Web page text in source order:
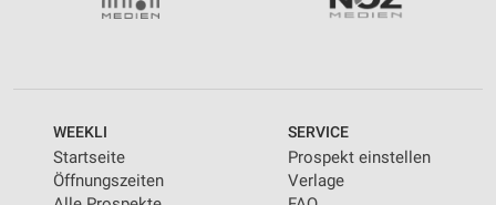
WEEKLI
Startseite
Öffnungszeiten
SERVICE
Prospekt einstellen
Verlage